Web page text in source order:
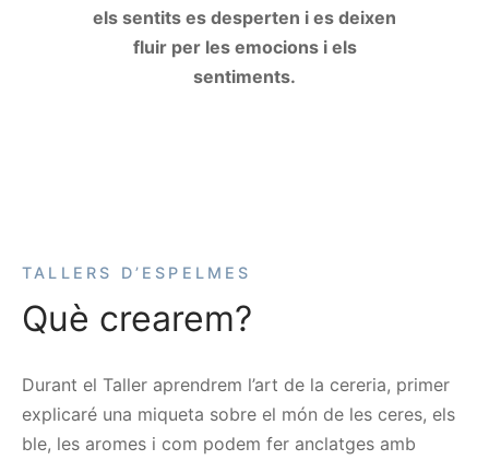
els sentits es desperten i es deixen
fluir per les emocions i els
sentiments.
TALLERS D’ESPELMES
Què crearem?
Durant el Taller aprendrem l’art de la cereria, primer
explicaré una miqueta sobre el món de les ceres, els
ble, les aromes i com podem fer anclatges amb